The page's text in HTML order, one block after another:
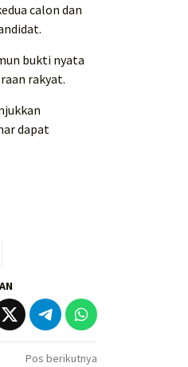
calon dan
bukti nyata
rakyat.
dapat
Pos berikutnya